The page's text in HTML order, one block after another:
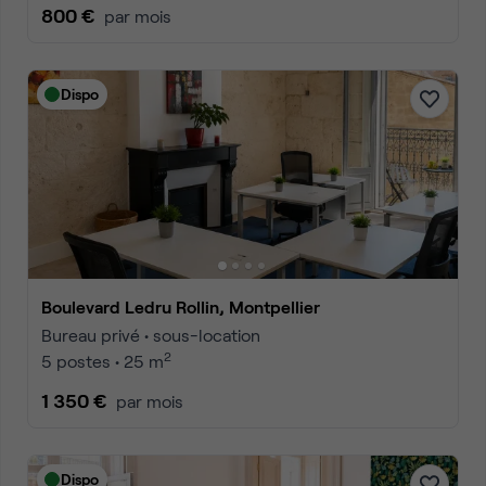
800 € par mois
Dispo
Boulevard Ledru Rollin, Montpellier
Bureau privé • sous-location
5 postes • 25 m2
1 350 € par mois
Dispo